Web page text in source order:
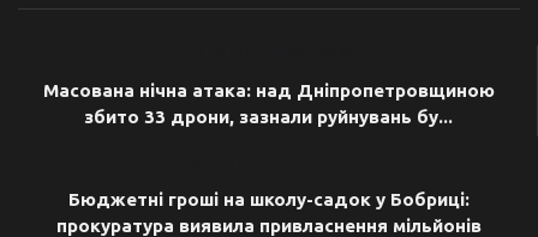
Масована нічна атака: над Дніпропетровщиною
збито 33 дрони, зазнали руйнувань бу...
Бюджетні гроші на школу-садок у Бобриці:
прокуратура виявила привласнення мільйонів